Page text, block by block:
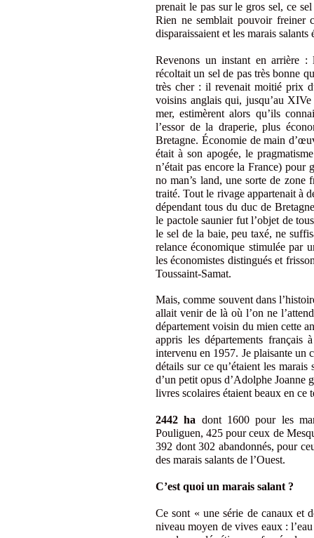
prenait le pas sur le gros sel, ce
Rien ne semblait pouvoir freiner
disparaissaient et les marais salants
Revenons un instant en arrière
récoltait un sel de pas très bonne
très cher : il revenait moitié prix
voisins anglais qui, jusqu’au
mer, estimèrent alors qu’ils
l’essor de la draperie, plus
Bretagne. Économie de main
était à son apogée, le
n’était pas encore la France) pour
no man’s land, une sorte de zone
traité. Tout le rivage appartenait à
dépendant tous du duc de
le pactole saunier fut l’objet de
le sel de la baie, peu taxé, ne
relance économique stimulée par
les économistes distingués et
Toussaint-Samat.
Mais, comme souvent dans
allait venir de là où l’on ne
département voisin du mien cette
appris les départements
intervenu en 1957. Je plaisante un
détails sur ce qu’étaient les
d’un petit opus d’Adolphe Joanne
livres scolaires étaient beaux en ce
2442 ha dont 1600 pour les
Pouliguen, 425 pour ceux de
392 dont 302 abandonnés, pour
des marais salants de l’Ouest.
C’est quoi un marais salant ?
Ce sont « une série de canaux et
niveau moyen de vives eaux :